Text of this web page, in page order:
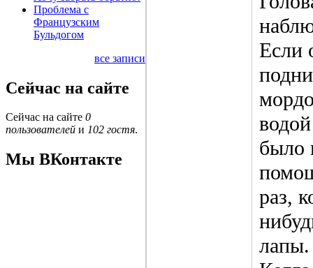
Проблема с
Французским
Бульдогом
все записи
Сейчас на сайте
Сейчас на сайте 0
пользователей и 102 гостя.
Мы ВКонтакте
Если
было
раз,
лапы.